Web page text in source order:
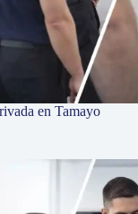
en Tamayo